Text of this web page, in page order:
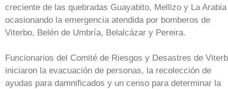
creciente de las quebradas Guayabito, Mellizo y La Arabia
ocasionando la emergencia atendida por bomberos de
Viterbo, Belén de Umbría, Belalcázar y Pereira.
Funcionarios del Comité de Riesgos y Desastres de
iniciaron la evacuación de personas, la recolección de
ayudas para damnificados y un censo para determinar la